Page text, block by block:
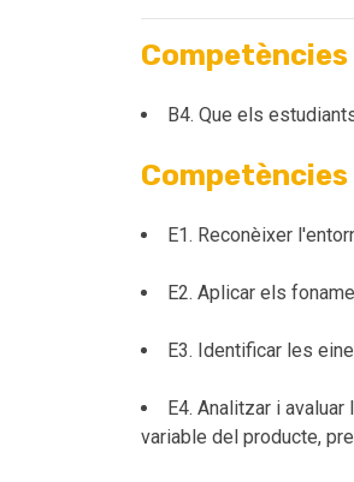
B4. Que els
E1. Reconèixer
E2. Aplicar els
E3. Identificar les
E4. Analitzar i
variable del producte,